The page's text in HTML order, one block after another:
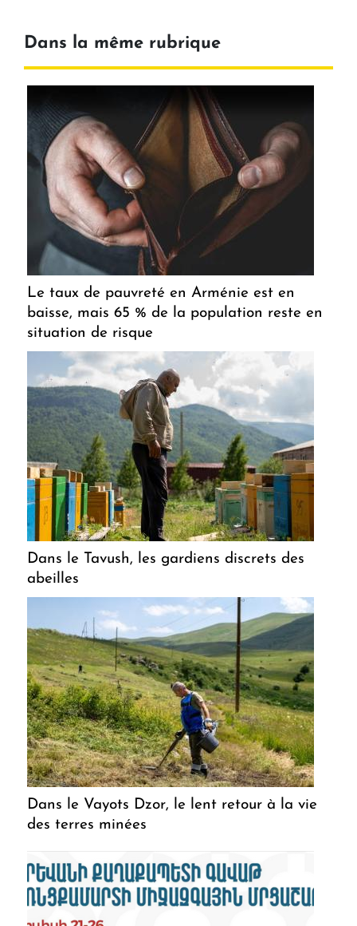
Dans la même rubrique
Le taux de pauvreté en Arménie est en
baisse, mais 65 % de la population reste en
situation de risque
Dans le Tavush, les gardiens discrets des
abeilles
Dans le Vayots Dzor, le lent retour à la vie
des terres minées